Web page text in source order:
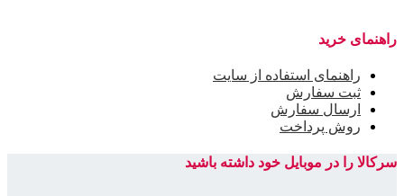
راهنمای خرید
راهنمای استفاده از سایت
ثبت سفارش
ارسال سفارش
روش پرداخت
سرکالا را در موبایل خود داشته باشید